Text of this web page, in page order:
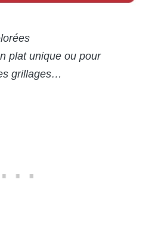
plat unique ou pour
grillages…